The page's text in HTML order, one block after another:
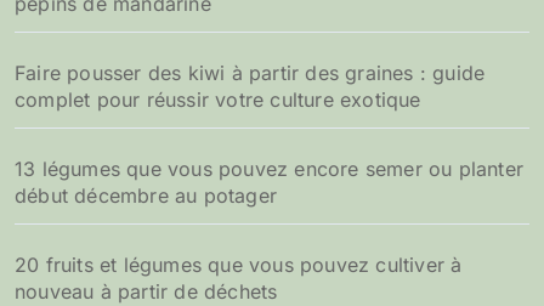
Faire pousser des kiwi à partir des graines : guide
complet pour réussir votre culture exotique
13 légumes que vous pouvez encore semer ou planter
début décembre au potager
20 fruits et légumes que vous pouvez cultiver à
nouveau à partir de déchets